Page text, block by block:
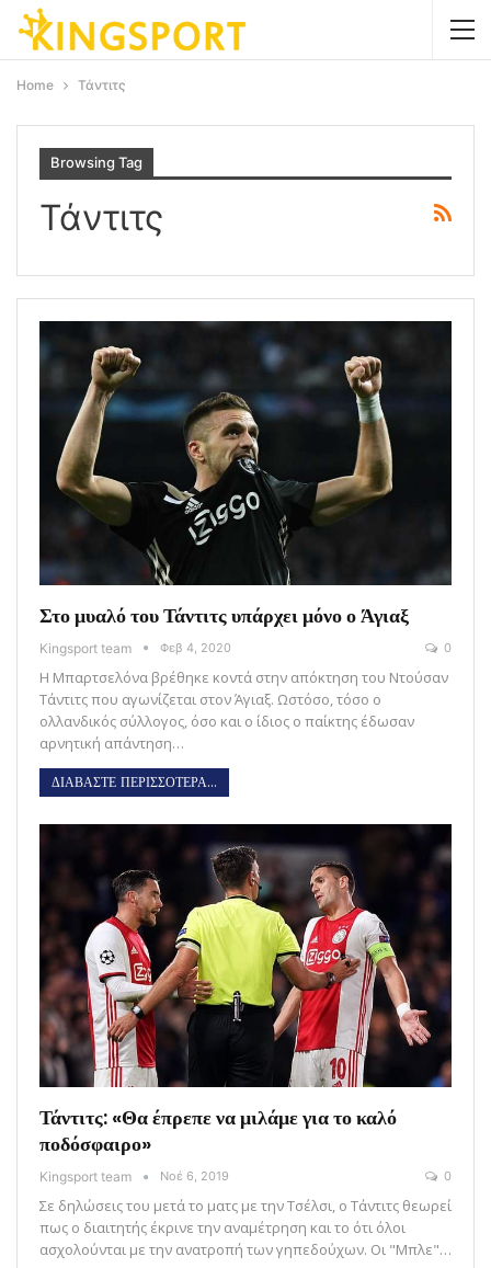
Home Τάντιτς
Browsing Tag
Τάντιτς
Στο μυαλό του Τάντιτς υπάρχει μόνο ο Άγιαξ
Kingsport team Φεβ 4, 2020 0
Η Μπαρτσελόνα βρέθηκε κοντά στην απόκτηση του Ντούσαν
Τάντιτς που αγωνίζεται στον Άγιαξ. Ωστόσο, τόσο ο
ολλανδικός σύλλογος, όσο και ο ίδιος ο παίκτης έδωσαν
αρνητική απάντηση…
ΔΙΑΒΑΣΤΕ ΠΕΡΙΣΣΟΤΕΡΑ...
Τάντιτς: «Θα έπρεπε να μιλάμε για το καλό
ποδόσφαιρο»
Kingsport team Νοέ 6, 2019 0
Σε δηλώσεις του μετά το ματς με την Τσέλσι, ο Τάντιτς θεωρεί
πως ο διαιτητής έκρινε την αναμέτρηση και το ότι όλοι
ασχολούνται με την ανατροπή των γηπεδούχων. Οι "Μπλε"…